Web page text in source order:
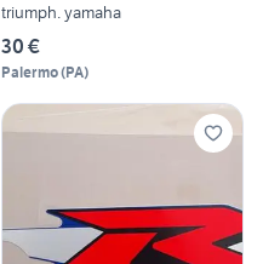
triumph. yamaha
30 €
Palermo(PA)